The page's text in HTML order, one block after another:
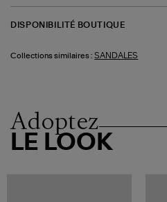
DISPONIBILITÉ BOUTIQUE
Collections similaires : SANDALES
Adoptez
LE LOOK